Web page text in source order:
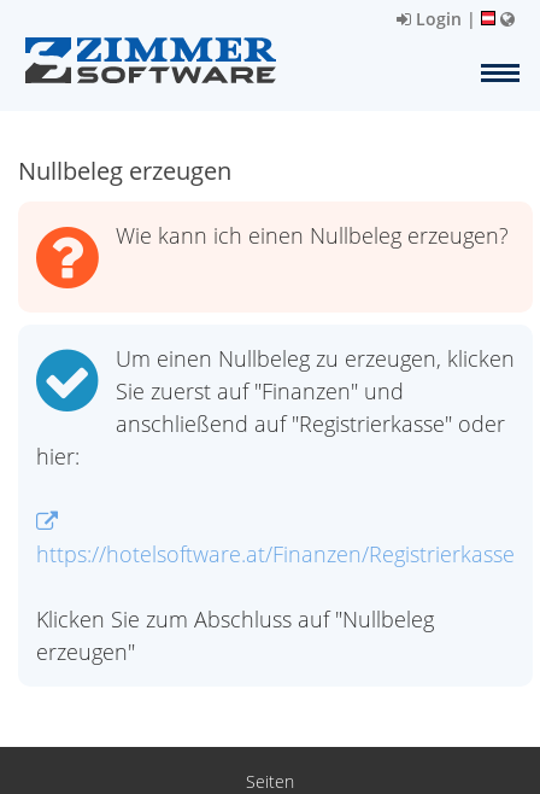
Login |
Nullbeleg erzeugen
Wie kann ich einen Nullbeleg erzeugen?
Um einen Nullbeleg zu erzeugen, klicken
Sie zuerst auf "Finanzen" und
anschließend auf "Registrierkasse" oder
hier:
https://hotelsoftware.at/Finanzen/Registrierkasse
Klicken Sie zum Abschluss auf "Nullbeleg
erzeugen"
Seiten